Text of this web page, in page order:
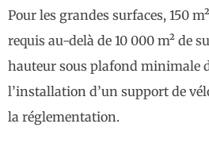
Pour les grandes surfaces, 150
requis au-delà de 10 000 m² de
hauteur sous plafond minimale
l’installation d’un support de
la réglementation.